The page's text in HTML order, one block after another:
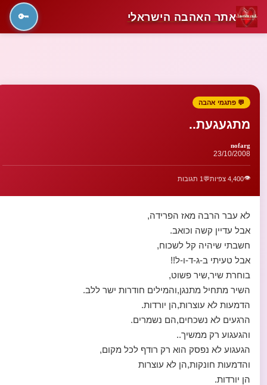
אתר האהבה הישראלי 🔑
💬 פתגמי אהבה
מתגעגעת..
nofarg
23/10/2008
👁️4,400 צפיות 💬 1 תגובות
לא עבר הרבה מאז הפרידה,
אבל עדיין קשה וכואב.
חשבתי שיהיה קל לשכוח,
אבל טעיתי ב-ג-ד-ו-ל!!
בוחרת שיר,שיר פשוט,
השיר מתחיל מתנגן,והמילים חודרות ישר ללב.
הדמעות לא עוצרות,הן יורדות.
הרגעים לא נשכחים,הם נשמרים.
והגעגוע רק ממשיך..
הגעגוע לא נפסק הוא רק רודף לכל מקום,
והדמעות חונקות,הן לא עוצרות
הן יורדות.